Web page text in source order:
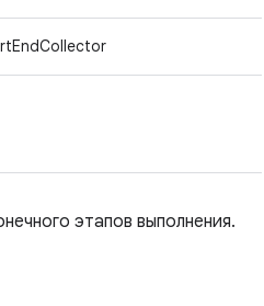
этапов выполнения.